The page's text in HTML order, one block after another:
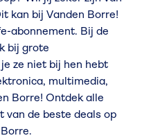
kan bij Vanden Borre!
abonnement. Bij de
bij grote
ze niet bij hen hebt
multimedia,
Borre! Ontdek alle
van de beste deals op